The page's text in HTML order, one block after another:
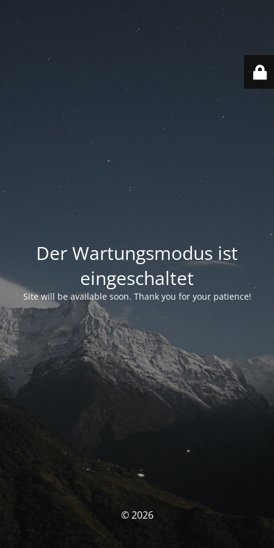
Der Wartungsmodus ist
eingeschaltet
Site will be available soon. Thank you for your patience!
© 2026